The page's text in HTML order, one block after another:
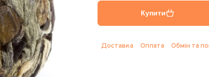
Купити
Доставка Оплата Обмін та